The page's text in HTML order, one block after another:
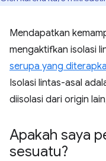
Mendapatkan
mengaktifkan isolasi
serupa yang
Isolasi lintas-asal
diisolasi dari origin
Apakah saya
sesuatu?